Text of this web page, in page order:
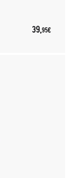
39,95€